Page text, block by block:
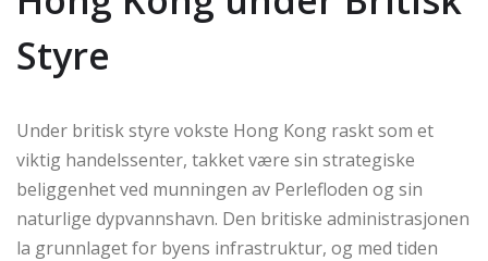
Styre
Under britisk styre vokste Hong Kong raskt som et
viktig handelssenter, takket være sin strategiske
beliggenhet ved munningen av Perlefloden og sin
naturlige dypvannshavn. Den britiske administrasjonen
la grunnlaget for byens infrastruktur, og med tiden